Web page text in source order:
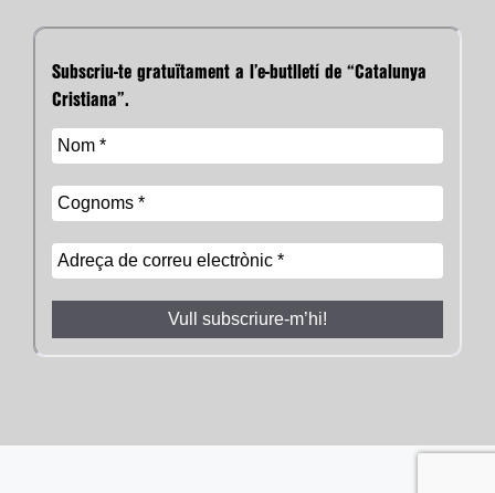
Subscriu-te gratuïtament a l’e-butlletí de “Catalunya
Cristiana”.